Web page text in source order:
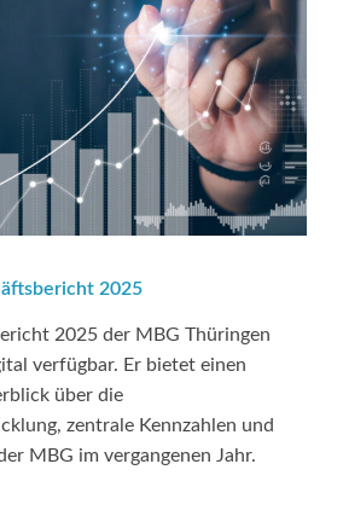
2025
2025 der MBG Thüringen
verfügbar. Er bietet einen
über die
zentrale Kennzahlen und
MBG im vergangenen Jahr.